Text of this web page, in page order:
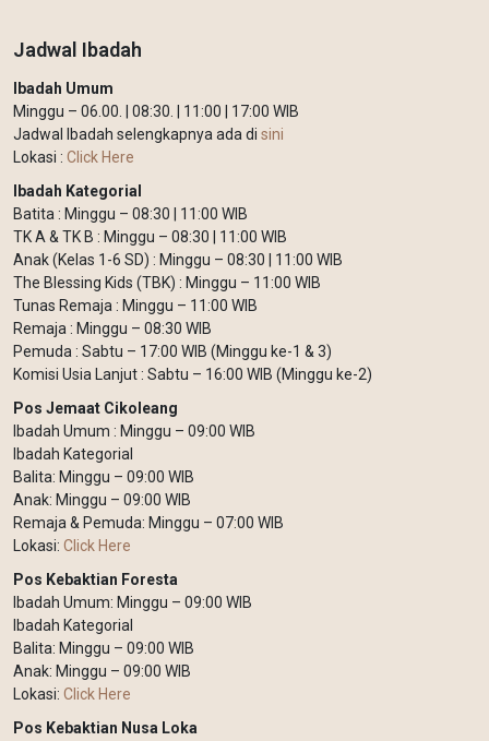
Jadwal Ibadah
Ibadah Umum
Minggu – 06.00. | 08:30. | 11:00 | 17:00 WIB
Jadwal Ibadah selengkapnya ada di sini
Lokasi : Click Here
Ibadah Kategorial
Batita : Minggu – 08:30 | 11:00 WIB
TK A & TK B : Minggu – 08:30 | 11:00 WIB
Anak (Kelas 1-6 SD) : Minggu – 08:30 | 11:00 WIB
The Blessing Kids (TBK) : Minggu – 11:00 WIB
Tunas Remaja : Minggu – 11:00 WIB
Remaja : Minggu – 08:30 WIB
Pemuda : Sabtu – 17:00 WIB (Minggu ke-1 & 3)
Komisi Usia Lanjut : Sabtu – 16:00 WIB (Minggu ke-2)
Pos Jemaat Cikoleang
Ibadah Umum : Minggu – 09:00 WIB
Ibadah Kategorial
Balita: Minggu – 09:00 WIB
Anak: Minggu – 09:00 WIB
Remaja & Pemuda: Minggu – 07:00 WIB
Lokasi: Click Here
Pos Kebaktian Foresta
Ibadah Umum: Minggu – 09:00 WIB
Ibadah Kategorial
Balita: Minggu – 09:00 WIB
Anak: Minggu – 09:00 WIB
Lokasi: Click Here
Pos Kebaktian Nusa Loka